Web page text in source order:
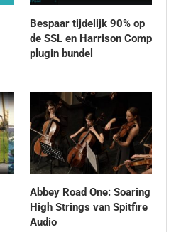
Bespaar tijdelijk 90% op
de SSL en Harrison Comp
plugin bundel
Abbey Road One: Soaring
High Strings van Spitfire
Audio